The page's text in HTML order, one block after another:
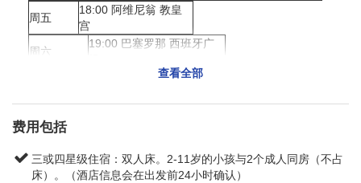
周五
18:00 阿维尼翁 教皇
宫
周六
19:00 巴塞罗那 西班牙广
18:00 巴塞罗那 加泰罗尼亚广
查看全部
费用包括
三或四星级住宿：双人床。2-11岁的小孩与2个成人同房（不占
床）。（酒店信息会在出发前24小时确认）